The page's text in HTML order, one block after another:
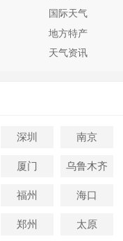
国际天气
地方特产
天气资讯
深圳 南京
厦门 乌鲁木齐
福州 海口
郑州 太原